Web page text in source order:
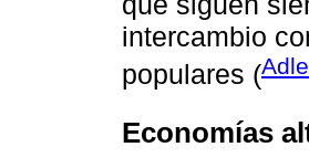
intercambio
populares (
Economías